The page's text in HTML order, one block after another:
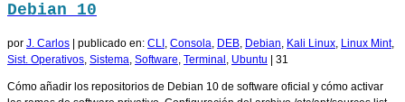
Debian 10
por J. Carlos | publicado en: CLI Consola DEB Debian Kali Linux Linux Mint,
Sist. Operativos Sistema Software Terminal Ubuntu | 31
Cómo añadir los repositorios de Debian 10 de software oficial y cómo activar